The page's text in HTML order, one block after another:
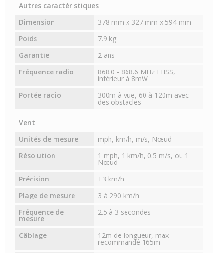
Autres caractéristiques
Dimension
378 mm x 327 mm x 594 mm
Poids
7.9 kg
Garantie
2 ans
Fréquence radio
868.0 - 868.6 MHz FHSS,
inférieur à 8mW
Portée radio
300m à vue, 60 à 120m avec
des obstacles
Vent
Unités de mesure
mph, km/h, m/s, Nœud
Résolution
1 mph, 1 km/h, 0.5 m/s, ou 1
Nœud
Précision
±3 km/h
Plage de mesure
3 à 290 km/h
Fréquence de
mesure
2.5 à 3 secondes
Câblage 12m de longueur, max
recommandé 165m